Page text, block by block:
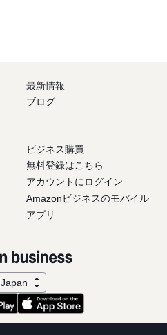
最新情報
ブログ
ビジネス購買
無料登録はこちら
アカウントにログイン
Amazonビジネスのモバイル
アプリ
Japan